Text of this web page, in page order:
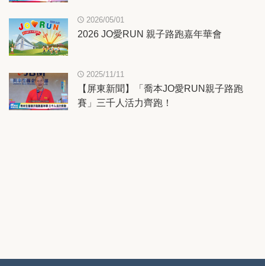
2026/05/01
2026 JO愛RUN 親子路跑嘉年華會
2025/11/11
【屏東新聞】「喬本JO愛RUN親子路跑
賽」三千人活力齊跑！